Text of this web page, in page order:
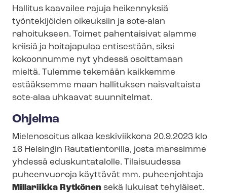
Hallitus kaavailee rajuja heikennyksiä
työntekijöiden oikeuksiin ja sote-alan
rahoitukseen. Toimet pahentaisivat alamme
kriisiä ja hoitajapulaa entisestään, siksi
kokoonnumme nyt yhdessä osoittamaan
mieltä. Tulemme tekemään kaikkemme
estääksemme maan hallituksen naisvaltaista
sote-alaa uhkaavat suunnitelmat.
Ohjelma
Mielenosoitus alkaa keskiviikkona 20.9.2023 klo
16 Helsingin Rautatientorilla, josta marssimme
yhdessä eduskuntatalolle. Tilaisuudessa
puheenvuoroja käyttävät mm. puheenjohtaja
Millariikka Rytkönen sekä lukuisat tehyläiset.